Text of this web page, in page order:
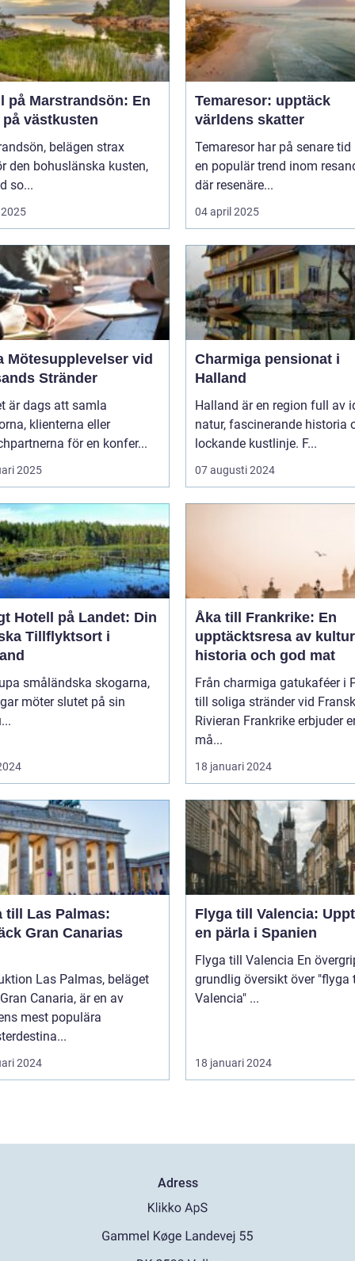
på Marstrandsön: En
västkusten
belägen strax
den bohuslänska kusten,
so...
Temaresor: upptäck
världens skatter
Temaresor har på senare
en populär trend inom
där resenäre...
04 april 2025
Mötesupplevelser vid
Stränder
är dags att samla
klienterna eller
för en konfer...
2025
Charmiga pensionat i
Halland
Halland är en region full av
natur, fascinerande historia
lockande kustlinje. F...
07 augusti 2024
Hotell på Landet: Din
Tillflyktsort i
småländska skogarna,
möter slutet på sin
Åka till Frankrike: En
upptäcktsresa av
historia och god mat
Från charmiga gatukaféer i
till soliga stränder vid
Rivieran Frankrike erbjuder en
må...
18 januari 2024
till Las Palmas:
Gran Canarias
Las Palmas, beläget
Canaria, är en av
mest populära
2024
Flyga till Valencia:
en pärla i Spanien
Flyga till Valencia En övergripande,
grundlig översikt över "flyga
Valencia" ...
18 januari 2024
Adress